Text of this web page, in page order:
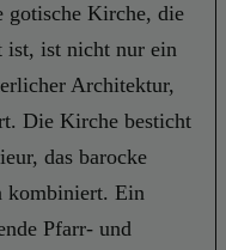
gotische Kirche, die
ist, ist nicht nur ein
Architektur,
Die Kirche besticht
das barocke
kombiniert. Ein
Pfarr- und